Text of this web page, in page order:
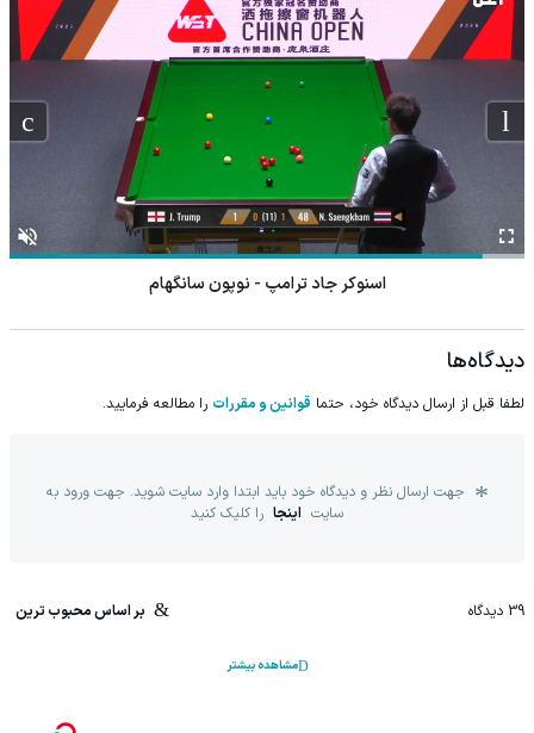
اسنوکر جاد ترامپ - نوپون سانگهام
دیدگاه‌ها
لطفا قبل از ارسال دیدگاه خود، حتما قوانین و مقررات را مطالعه فرمایید.
جهت ارسال نظر و دیدگاه خود باید ابتدا وارد سایت شوید. جهت ورود به
سایت اینجا را کلیک کنید
39 دیدگاه بر اساس محبوب ترین
مشاهده بیشتر